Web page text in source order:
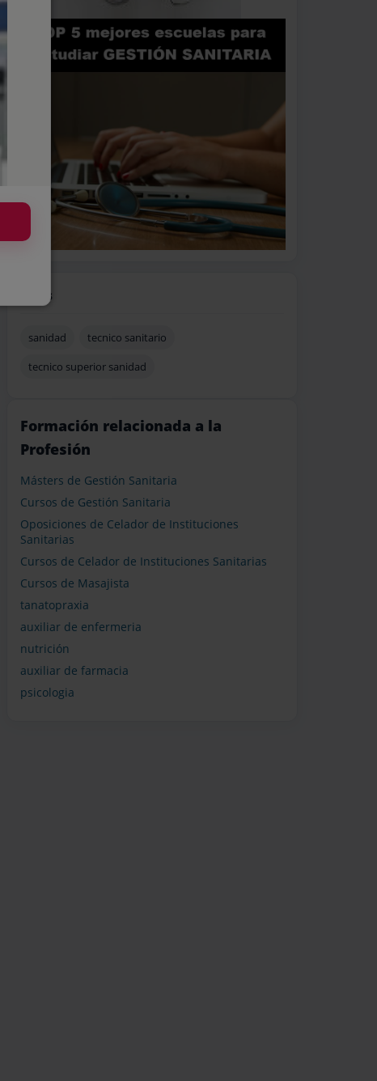
Tags
sanidad
tecnico sanitario
tecnico superior sanidad
Formación relacionada a la
Profesión
Másters de Gestión Sanitaria
Cursos de Gestión Sanitaria
Oposiciones de Celador de Instituciones
Sanitarias
Cursos de Celador de Instituciones Sanitarias
Cursos de Masajista
tanatopraxia
auxiliar de enfermeria
nutrición
auxiliar de farmacia
psicologia